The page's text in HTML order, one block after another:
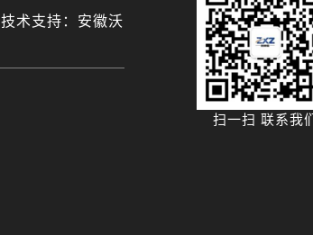
技术支持：安徽沃
扫一扫 联系我们